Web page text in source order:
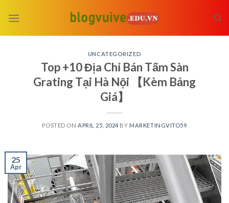
UNCATEGORIZED
Top +10 Địa Chỉ Bán Tấm Sàn
Grating Tại Hà Nội 【Kèm Bảng
Giá】
POSTED ON APRIL 25, 2024 BY MARKETINGVITO59
25
Apr